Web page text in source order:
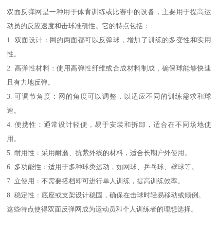
双面反弹网是一种用于体育训练或比赛中的设备，主要用于提高运
动员的反应速度和击球准确性。它的特点包括：
1. 双面设计：网的两面都可以反弹球，增加了训练的多变性和实用
性。
2. 高弹性材料：使用高弹性纤维或合成材料制成，确保球能够快速
且有力地反弹。
3. 可调节角度：网的角度可以调整，以适应不同的训练需求和球
速。
4. 便携性：通常设计轻便，易于安装和拆卸，适合在不同场地使
用。
5. 耐用性：采用耐磨、抗紫外线的材料，适合长期户外使用。
6. 多功能性：适用于多种球类运动，如网球、乒乓球、壁球等。
7. 立使用：不需要搭档即可进行单人训练，提高训练效率。
8. 稳定性：底座或支架设计稳固，确保在击球时轻易移动或倾倒。
这些特点使得双面反弹网成为运动员和个人训练者的理想选择。